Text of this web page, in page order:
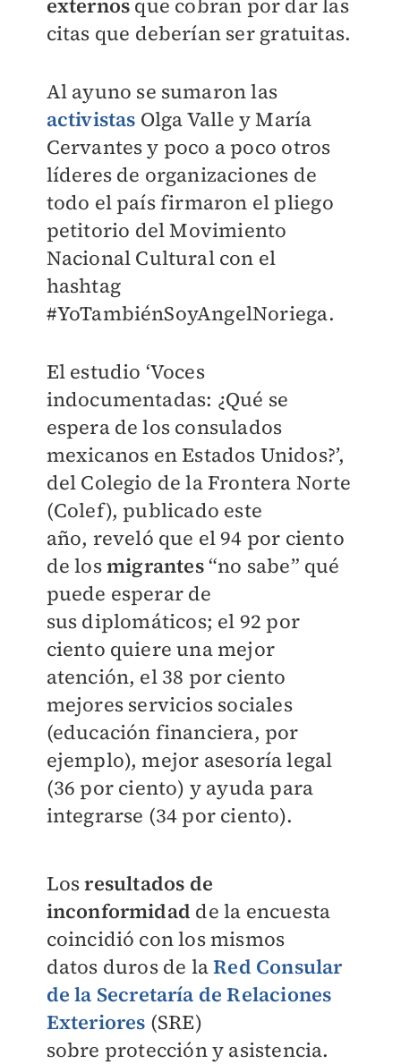
citas que deberían ser gratuitas.
Al ayuno se sumaron las
activistas Olga Valle y María
Cervantes y poco a poco otros
líderes de organizaciones de
todo el país firmaron el pliego
petitorio delMovimiento
Nacional Cultural con el
hashtag
#YoTambiénSoyAngelNoriega.
El estudio ‘Voces
indocumentadas: ¿Qué se
espera de los consulados
mexicanos en Estados Unidos?’,
del Colegio de la Frontera Norte
(Colef), publicado este
año, reveló que el 94 por ciento
de losmigrantes “no sabe” qué
puede esperar de
sus diplomáticos; el 92 por
ciento quiere una mejor
atención, el 38 por ciento
mejores servicios sociales
(educación financiera, por
ejemplo), mejor asesoría legal
(36 por ciento) y ayuda para
integrarse (34 por ciento).
Losresultados de
inconformidad de la encuesta
coincidió con los mismos
datos duros de laRed Consular
de la Secretaría de Relaciones
Exteriores (SRE)
sobre protección y asistencia.